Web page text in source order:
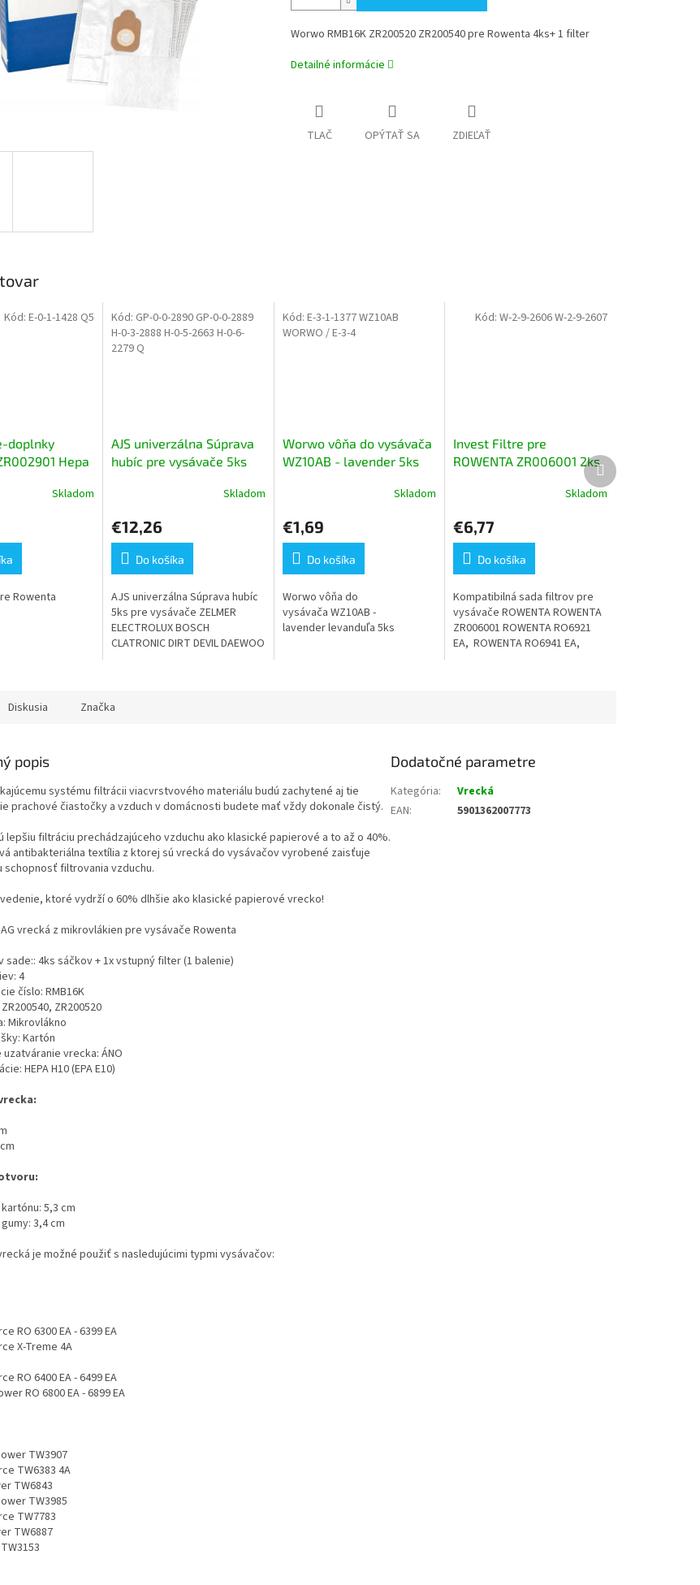
Worwo RMB16K ZR200520 ZR200540 pre Rowenta 4ks+ 1 filter
Detailné informácie
TLAČ OPÝTAŤ SA ZDIEĽAŤ
doplnky
Hepa
Skladom
Rowenta
Kód: E-0-1-1428 Q5
AJS univerzálna Súprava
hubíc pre vysávače 5ks
produktu
je
5,0
z
hviezdičiek.
Skladom
€12,26
Do košíka
AJS univerzálna Súprava hubíc
5ks pre vysávače ZELMER
ELECTROLUX BOSCH
CLATRONIC DIRT DEVIL DAEWOO
VOLTA...
Kód: GP-0-0-2890 GP-0-0-2889
H-0-3-2888 H-0-5-2663 H-0-6-
2279 Q
Worwo vôňa do vysávača
WZ10AB - lavender 5ks
Skladom
€1,69
Do košíka
Worwo vôňa do
vysávača WZ10AB -
lavender levanduľa 5ks
Kód: E-3-1-1377 WZ10AB
WORWO / E-3-4
Invest Filtre pre
ROWENTA ZR006001 2ks
produktu
je
5,0
z
hviezdičiek.
Skladom
€6,77
Do košíka
Kompatibilná sada filtrov pre
vysávače ROWENTA ROWENTA
ZR006001 ROWENTA RO6921
EA, ROWENTA RO6941 EA,
Kód: W-2-9-2606 W-2-9-2607
Ďalší
produkt
Diskusia Značka
popis
systému filtrácii viacvrstvového materiálu budú zachytené aj tie
prachové čiastočky a vzduch v domácnosti budete mať vždy dokonale čistý.
lepšiu filtráciu prechádzajúceho vzduchu ako klasické papierové a to až o 40%.
antibakteriálna textília z ktorej sú vrecká do vysávačov vyrobené zaisťuje
schopnosť filtrovania vzduchu.
ktoré vydrží o 60% dlhšie ako klasické papierové vrecko!
vrecká z mikrovlákien pre vysávače Rowenta
sade:: 4ks sáčkov + 1x vstupný filter (1 balenie)
4
číslo: RMB16K
ZR200520
Mikrovlákno
Kartón
vrecka: ÁNO
HEPA H10 (EPA E10)
5,3 cm
3,4 cm
je možné použiť s nasledujúcimi typmi vysávačov:
RO 6300 EA - 6399 EA
X-Treme 4A
RO 6400 EA - 6499 EA
RO 6800 EA - 6899 EA
TW3907
TW6383 4A
TW6843
TW3985
TW7783
TW6887
Dodatočné parametre
Kategória:
Vrecká
EAN: 5901362007773